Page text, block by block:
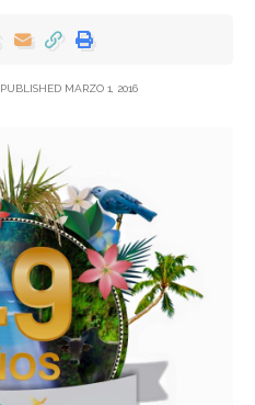
PUBLISHED MARZO 1, 2016